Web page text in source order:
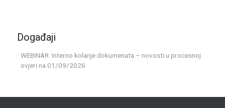
Događaji
WEBINAR: Interno kolanje dokumenata – novosti u procesnoj
ovjeri na 01/09/2026